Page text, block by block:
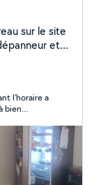
sur le site
et
l'horaire a
bien